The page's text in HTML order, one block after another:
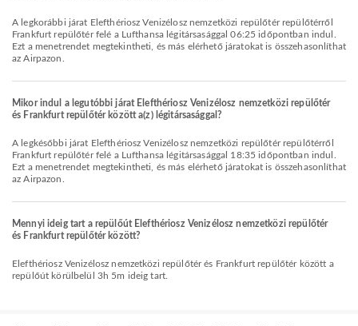
A legkorábbi járat Elefthériosz Venizélosz nemzetközi repülőtér repülőtérről
Frankfurt repülőtér felé a Lufthansa légitársasággal 06:25 időpontban indul.
Ezt a menetrendet megtekintheti, és más elérhető járatokat is összehasonlíthat
az Airpazon.
Mikor indul a legutóbbi járat Elefthériosz Venizélosz nemzetközi repülőtér
és Frankfurt repülőtér között a(z) légitársasággal?
A legkésőbbi járat Elefthériosz Venizélosz nemzetközi repülőtér repülőtérről
Frankfurt repülőtér felé a Lufthansa légitársasággal 18:35 időpontban indul.
Ezt a menetrendet megtekintheti, és más elérhető járatokat is összehasonlíthat
az Airpazon.
Mennyi ideig tart a repülőút Elefthériosz Venizélosz nemzetközi repülőtér
és Frankfurt repülőtér között?
Elefthériosz Venizélosz nemzetközi repülőtér és Frankfurt repülőtér között a
repülőút körülbelül 3h 5m ideig tart.